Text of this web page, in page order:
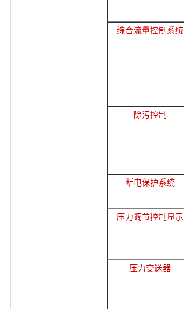
综合流量控制系统
除污控制
断电保护系统
压力调节控制显示
压力变送器